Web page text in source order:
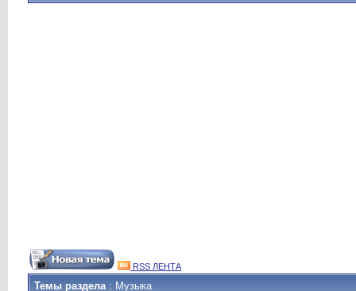
RSS ЛЕНТА
Темы раздела: Музыка